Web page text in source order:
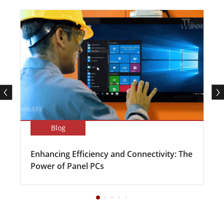
Blog
Enhancing Efficiency and Connectivity: The
Power of Panel PCs